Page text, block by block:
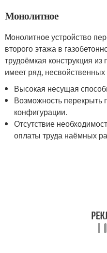
Монолитное
Монолитное устройство
второго этажа в
трудоёмкая конструкция
имеет ряд,
Высокая несущая
Возможность
конфигурации.
Отсутствие
оплаты труда наёмных